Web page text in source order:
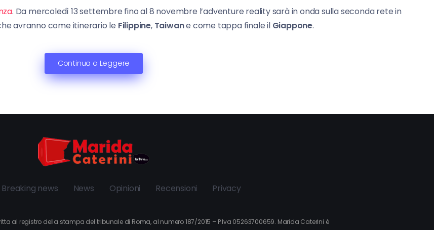
. Da mercoledì 13 settembre fino al 8 novembre l’adventure reality sarà in onda sulla seconda rete in
avranno come itinerario le Filippine, Taiwane come tappa finale il Giappone.
Continua a Leggere
Breaking news News Opinioni Recensioni Privacy
al registro della stampa del tribunale di Roma, al numero 187/2015 – P.Iva 05263700659. Marida Caterini è